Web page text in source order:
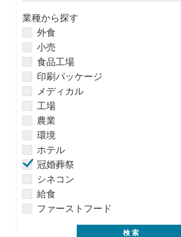
業種から探す
外食
小売
食品工場
印刷パッケージ
メディカル
工場
農業
環境
ホテル
冠婚葬祭
シネコン
給食
ファーストフード